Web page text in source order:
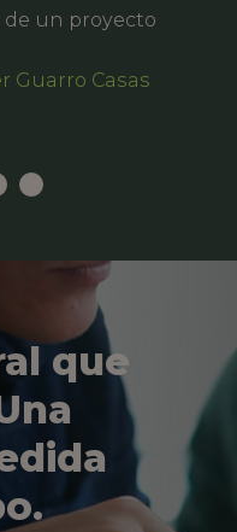
un proyecto
Guarro Casas
que